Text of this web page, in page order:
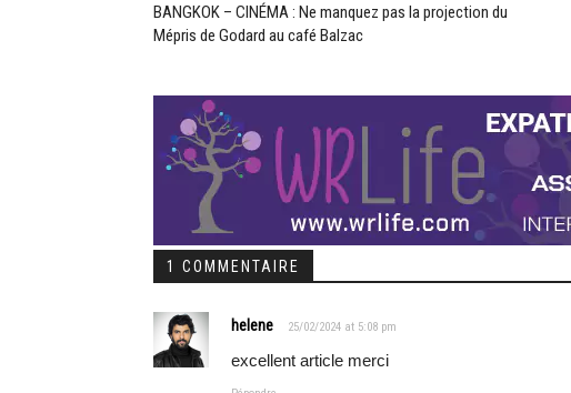
BANGKOK – CINÉMA : Ne manquez pas la projection du
Mépris de Godard au café Balzac
1 COMMENTAIRE
helene 25/02/2024 at 5:08 pm
excellent article merci